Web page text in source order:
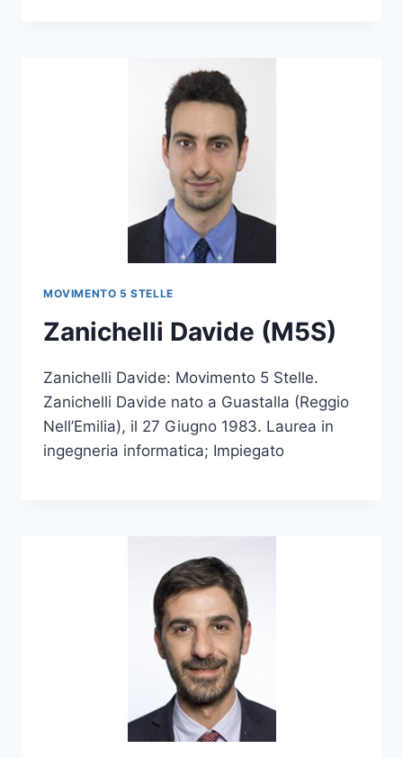
MOVIMENTO 5 STELLE
Zanichelli Davide (M5S)
Zanichelli Davide: Movimento 5 Stelle.
Zanichelli Davide nato a Guastalla (Reggio
Nell’Emilia), il 27 Giugno 1983. Laurea in
ingegneria informatica; Impiegato